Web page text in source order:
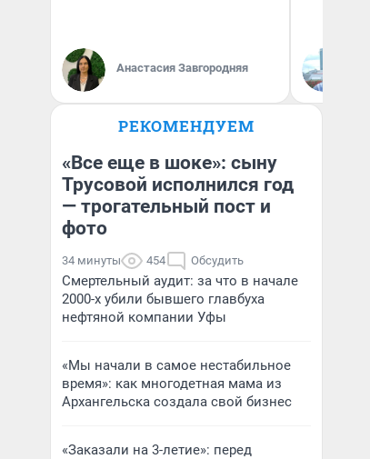
Анастасия Завгородняя
РЕКОМЕНДУЕМ
«Все еще в шоке»: сыну
Трусовой исполнился год
— трогательный пост и
фото
34 минуты 454 Обсудить
Смертельный аудит: за что в начале
2000-х убили бывшего главбуха
нефтяной компании Уфы
«Мы начали в самое нестабильное
время»: как многодетная мама из
Архангельска создала свой бизнес
«Заказали на 3-летие»: перед